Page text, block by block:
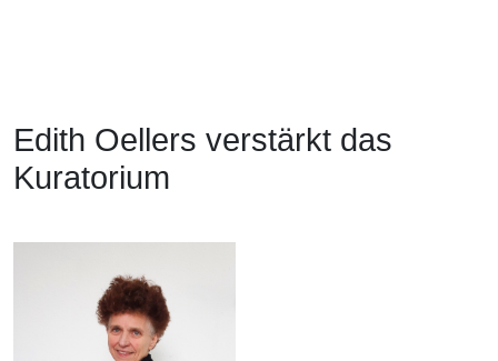
Edith Oellers verstärkt das
Kuratorium